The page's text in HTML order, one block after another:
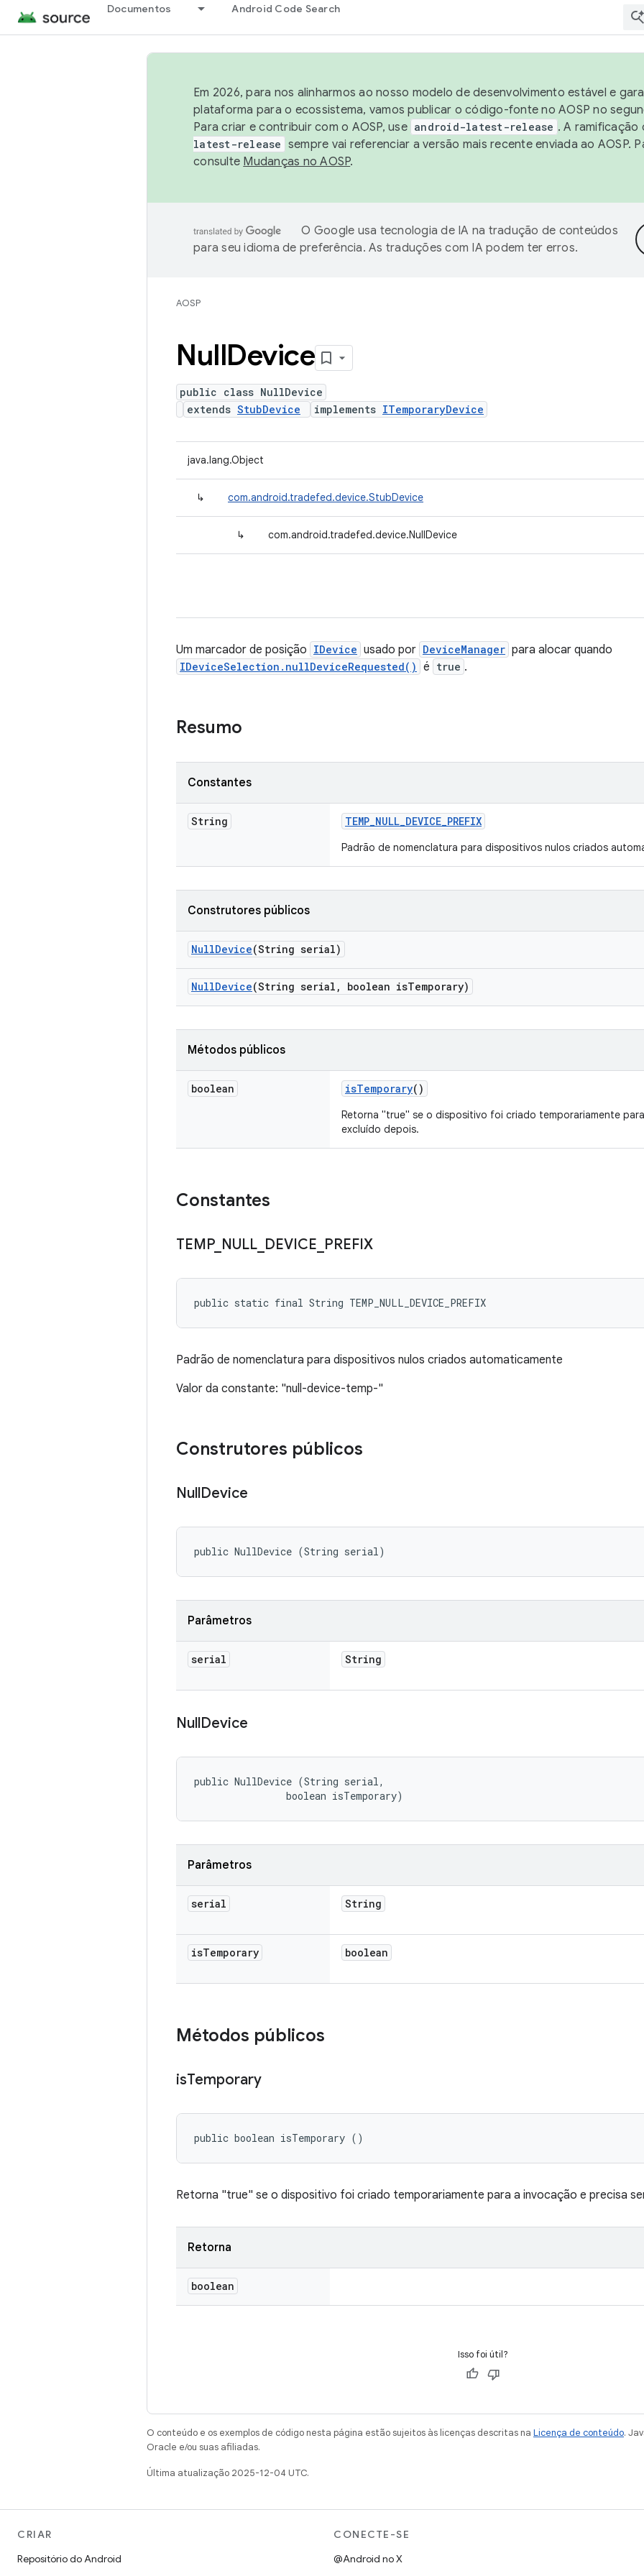
Documentos Android Code Search
Em 2026, para nos alinharmos ao nosso modelo de desenvolvimento estável e
plataforma para o ecossistema, vamos publicar o código-fonte no AOSP no
Para criar e contribuir com o AOSP, use android-latest-release . A ramificação
latest-release sempre vai referenciar a versão mais recente enviada ao AOSP.
consulte Mudanças no AOSP.
O Google usa tecnologia de IA na tradução de conteúdos
para seu idioma de preferência. As traduções com IA podem ter erros.
AOSP
NullDevice
public class NullDevice
extends StubDevice implements ITemporaryDevice
java.lang.Object
↳ com.android.tradefed.device.StubDevice
↳ com.android.tradefed.device.NullDevice
Um marcador de posição IDevice usado por DeviceManager para alocar quando
IDeviceSelection.nullDeviceRequested() é true .
Resumo
Constantes
String TEMP_NULL_DEVICE_PREFIX
Padrão de nomenclatura para dispositivos nulos criados
Construtores públicos
NullDevice(String serial)
NullDevice(String serial , boolean isTemporary)
Métodos públicos
boolean isTemporary()
Retorna "true" se o dispositivo foi criado temporariamente
excluído depois.
Constantes
TEMP_ NULL DEVICE PREFIX
public static final String TEMP_NULL_DEVICE_PREFIX
Padrão de nomenclatura para dispositivos nulos criados automaticamente
Valor da constante: "null-device-temp-"
Construtores públicos
NullDevice
public NullDevice (String serial)
Parâmetros
serial String
NullDevice
public NullDevice (String serial,
                boolean isTemporary)
Parâmetros
serial String
isTemporary boolean
Métodos públicos
isTemporary
public boolean isTemporary ()
Retorna "true" se o dispositivo foi criado temporariamente para a invocação e precisa
Retorna
boolean
Isso foi útil?
O conteúdo e os exemplos de código nesta página estão sujeitos às licenças descritas na Licença de conteúdo.
Oracle e/ou suas afiliadas.
Última atualização 2025-12-04 UTC.
CRIAR
Repositório do Android
CONECTE-SE
@Android no X